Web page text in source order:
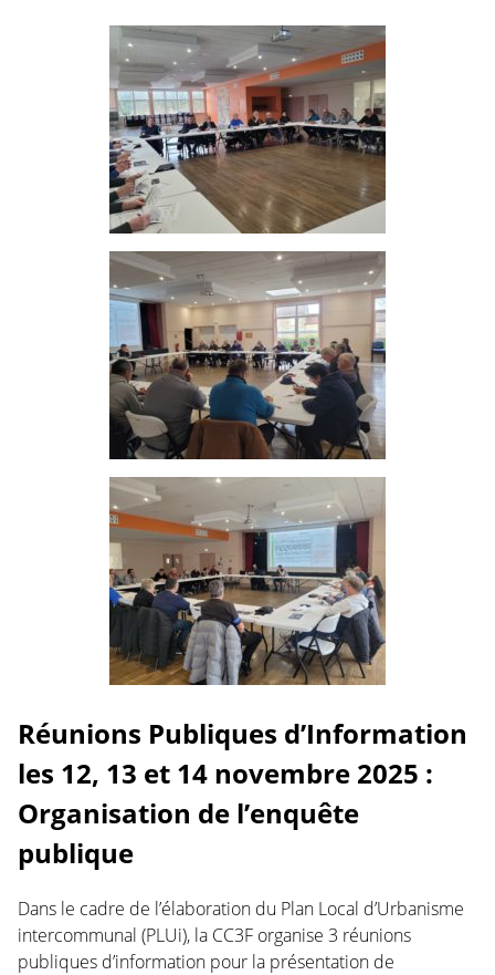
Réunions Publiques d’Information
les 12, 13 et 14 novembre 2025 :
Organisation de l’enquête
publique
Dans le cadre de l’élaboration du Plan Local d’Urbanisme
intercommunal (PLUi), la CC3F organise 3 réunions
publiques d’information pour la présentation de